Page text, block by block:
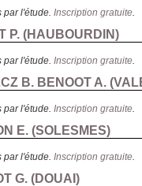
par l'étude. Inscription gratuite.
P. (HAUBOURDIN)
par l'étude. Inscription gratuite.
B. BENOOT A. (
par l'étude. Inscription gratuite.
E. (SOLESMES)
par l'étude. Inscription gratuite.
G. (DOUAI )